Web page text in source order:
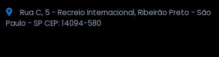
Rua C, 5 - Recreio Internacional, Ribeirão Preto - São
Paulo - SP CEP: 14094-580